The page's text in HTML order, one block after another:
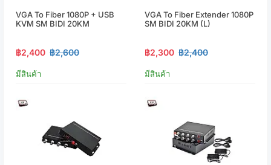
VGA To Fiber 1080P + USB
KVM SM BIDI 20KM
฿2,400 ฿2,600
มีสินค้า
VGA To Fiber Extender 1080P
SM BIDI 20KM (L)
฿2,300 ฿2,400
มีสินค้า